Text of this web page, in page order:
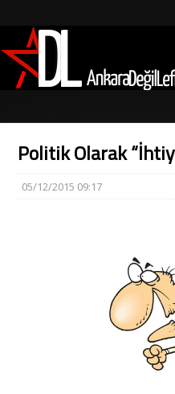
Politik Olarak
05/12/2015 09:17